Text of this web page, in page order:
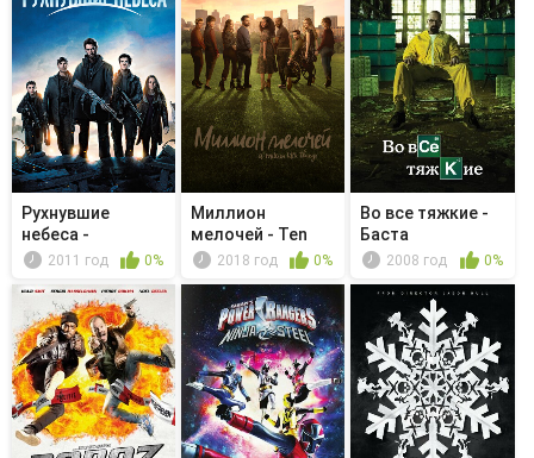
Рухнувшие
небеса -
Молодая кровь
2011 год 0%
Миллион
мелочей - Ten
Years2018 год 0%
Во все тяжкие -
Баста
2008 год 0%